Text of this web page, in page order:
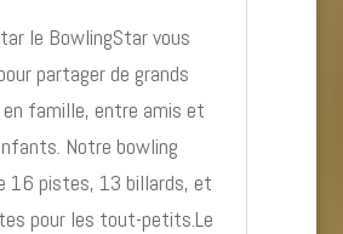
le BowlingStar vous
partager de grands
famille, entre amis et
Notre bowling
16 pistes, 13 billards, et
pour les tout-petits.Le